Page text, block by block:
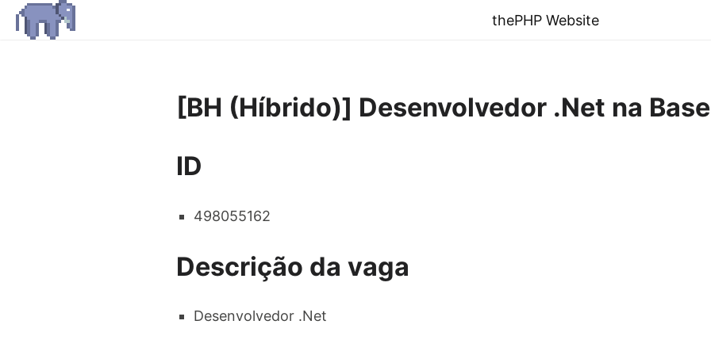
thePHP Website
[BH (Híbrido)] Desenvolvedor .Net na
ID
498055162
Descrição da vaga
Desenvolvedor .Net